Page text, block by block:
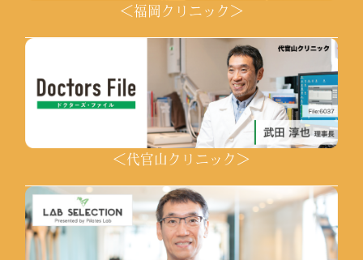
＜福岡クリニック＞
＜代官山クリニック＞